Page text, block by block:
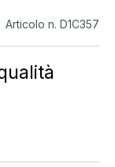
Articolo n. D1C357